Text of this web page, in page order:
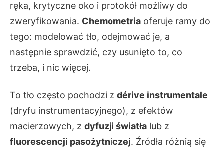
ręka, krytyczne oko i protokół możliwy do
zweryfikowania. Chemometria oferuje ramy do
tego: modelować tło, odejmować je, a
następnie sprawdzić, czy usunięto to, co
trzeba, i nic więcej.
To tło często pochodzi z dérive instrumentale
(dryfu instrumentacyjnego), z efektów
macierzowych, z dyfuzji światła lub z
fluorescencji pasożytniczej. Źródła różnią się